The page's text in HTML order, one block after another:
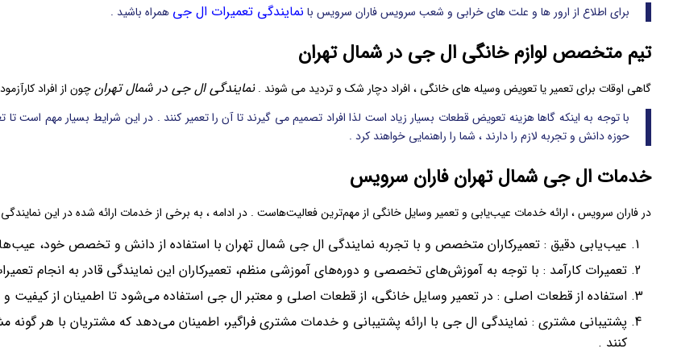
برای اطلاع از ارور ها و علت های خرابی و شعب سرویس فاران سرویس با نمایندگی تعمیرات ال جی همراه باشید .
تیم متخصص لوازم خانگی ال جی در شمال تهران
گاهی اوقات برای تعمیر یا تعویض وسیله های خانگی ، افراد دچار شک و تردید می شوند .نمایندگی ال جی در شمال تهرانچون از افراد
با توجه به اینکه گاها هزینه تعویض قطعات بسیار زیاد است لذا افراد تصمیم می گیرند تا آن را تعمیر کنند . در این شرایط بسیار مهم است
حوزه دانش و تجربه لازم را دارند ، شما را راهنمایی خواهند کرد .
خدمات ال جی شمال تهران فاران سرویس
در فاران سرویس ، ارائه خدمات عیب‌یابی و تعمیر وسایل خانگی از مهم‌ترین فعالیت‌هاست . در ادامه ، به برخی از خدمات ارائه شده در این نمایندگی
عیب‌یابی دقیق : تعمیرکاران متخصص و با تجربه نمایندگی ال جی شمال تهران با استفاده از دانش و تخصص خود،
تعمیرات کارآمد : با توجه به آموزش‌های تخصصی و دوره‌های آموزشی منظم، تعمیرکاران این نمایندگی قادر به انجام
استفاده از قطعات اصلی : در تعمیر وسایل خانگی، از قطعات اصلی و معتبر ال جی استفاده می‌شود تا اطمینان از کیفیت
پشتیبانی مشتری : نمایندگی ال جی با ارائه پشتیبانی و خدمات مشتری فراگیر، اطمینان می‌دهد که مشتریان با هر گونه
کنند .